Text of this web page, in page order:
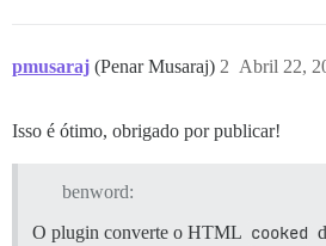
pmusaraj (Penar Musaraj) Abril 22,
2
Isso é ótimo, obrigado por publicar!
benword:
O plugin converte o HTML cooked